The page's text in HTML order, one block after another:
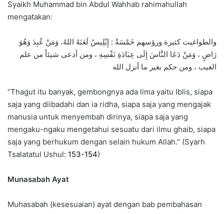
Syaikh Muhammad bin Abdul Wahhab rahimahullah
mengatakan:
والطواغيت كثيرة ورؤسهم خَمْسَةٌ : إِبْلِيسُ لَعَنَهُ اللهُ، وَمَنْ عُبِدَ وَهُوَ
رَاضٍ ، وَمَنْ دَعَا النَّاسَ إِلَى عِبَادَةِ نَفْسِهِ ، ومن أدعى شيئاً من علم
الغيب ، ومن حكم بغير ما أنزل الله
“Thagut itu banyak, gembongnya ada lima yaitu Iblis, siapa
saja yang diibadahi dan ia ridha, siapa saja yang mengajak
manusia untuk menyembah dirinya, siapa saja yang
mengaku-ngaku mengetahui sesuatu dari ilmu ghaib, siapa
saja yang berhukum dengan selain hukum Allah.” (Syarh
Tsalatatul Ushul: 153-154)
Munasabah Ayat
Muhasabah (kesesuaian) ayat dengan bab pembahasan